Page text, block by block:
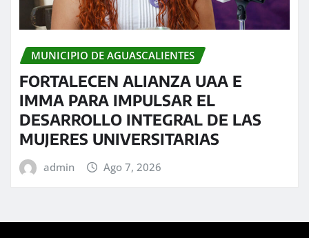
MUNICIPIO DE AGUASCALIENTES
FORTALECEN ALIANZA UAA E
IMMA PARA IMPULSAR EL
DESARROLLO INTEGRAL DE LAS
MUJERES UNIVERSITARIAS
admin Ago 7, 2026